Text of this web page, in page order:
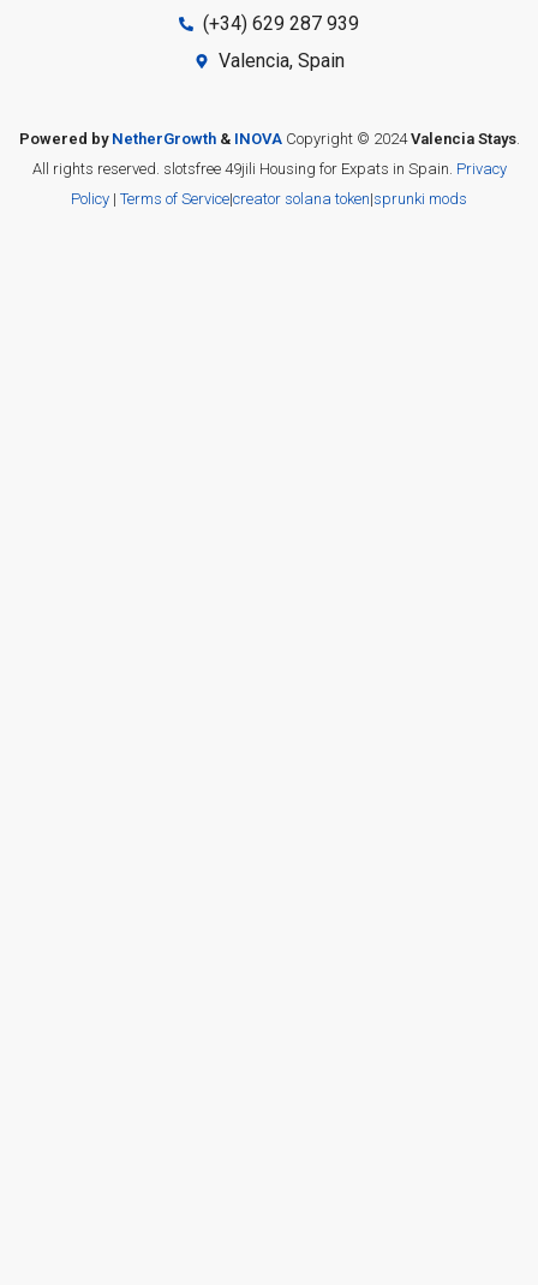
(+34) 629 287 939
Valencia, Spain
Powered by NetherGrowth& INOVACopyright © 2024Valencia Stays.
All rights reserved. slotsfree 49jili Housing for Expats in Spain. Privacy
Policy | Terms of Service|creator solana token|sprunki mods